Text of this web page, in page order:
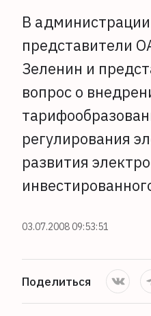
В
представители
Зеленин и
вопрос о
регулирования
развития
03.07.2008 09:53:51
Поделиться